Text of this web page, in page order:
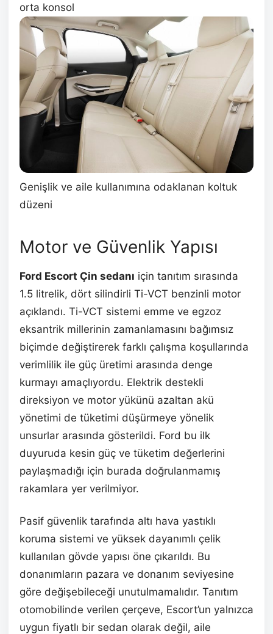
orta konsol
Genişlik ve aile kullanımına odaklanan koltuk
düzeni
Motor ve Güvenlik Yapısı
Ford Escort Çin sedanı için tanıtım sırasında
1.5 litrelik, dört silindirli Ti-VCT benzinli motor
açıklandı. Ti-VCT sistemi emme ve egzoz
eksantrik millerinin zamanlamasını bağımsız
biçimde değiştirerek farklı çalışma koşullarında
verimlilik ile güç üretimi arasında denge
kurmayı amaçlıyordu. Elektrik destekli
direksiyon ve motor yükünü azaltan akü
yönetimi de tüketimi düşürmeye yönelik
unsurlar arasında gösterildi. Ford bu ilk
duyuruda kesin güç ve tüketim değerlerini
paylaşmadığı için burada doğrulanmamış
rakamlara yer verilmiyor.
Pasif güvenlik tarafında altı hava yastıklı
koruma sistemi ve yüksek dayanımlı çelik
kullanılan gövde yapısı öne çıkarıldı. Bu
donanımların pazara ve donanım seviyesine
göre değişebileceği unutulmamalıdır. Tanıtım
otomobilinde verilen çerçeve, Escort’un yalnızca
uygun fiyatlı bir sedan olarak değil, aile